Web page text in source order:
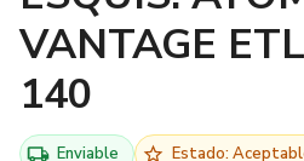
VANTAGE
140
Enviable Estado: